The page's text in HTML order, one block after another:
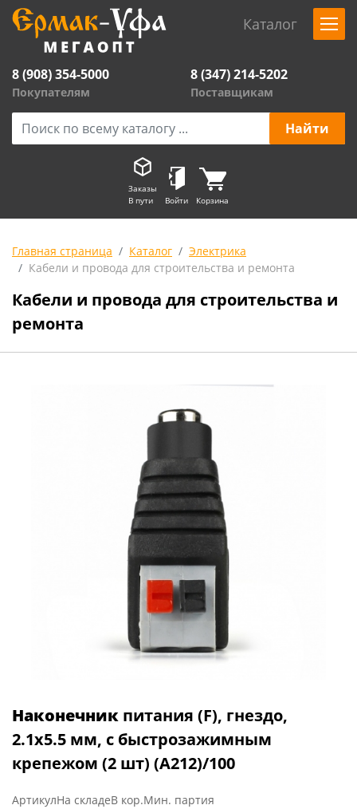
Каталог
8 (908) 354-5000
Покупателям
8 (347) 214-5202
Поставщикам
Заказы
В пути
Войти Корзина
Главная страница Каталог
Электрика
Кабели и провода для строительства и ремонта
Кабели и провода для строительства и
ремонта
Наконечник питания (F), гнездо,
2.1х5.5 мм, с быстрозажимным
крепежом (2 шт) (A212)/100
АртикулНа складеВ кор.Мин. партия